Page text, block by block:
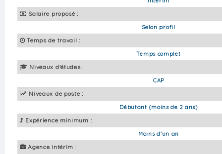
Salaire proposé :
Selon profil
Temps de travail :
Temps complet
Niveaux d'études :
CAP
Niveaux de poste :
Débutant (moins de 2 ans)
Expérience minimum :
Moins d'un an
Agence intérim :